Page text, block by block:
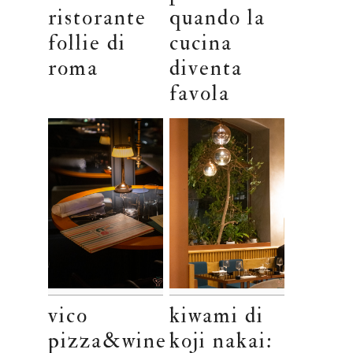
ristorante
follie di
roma
quando la
cucina
diventa
favola
vico
pizza&wine
kiwami di
koji nakai: